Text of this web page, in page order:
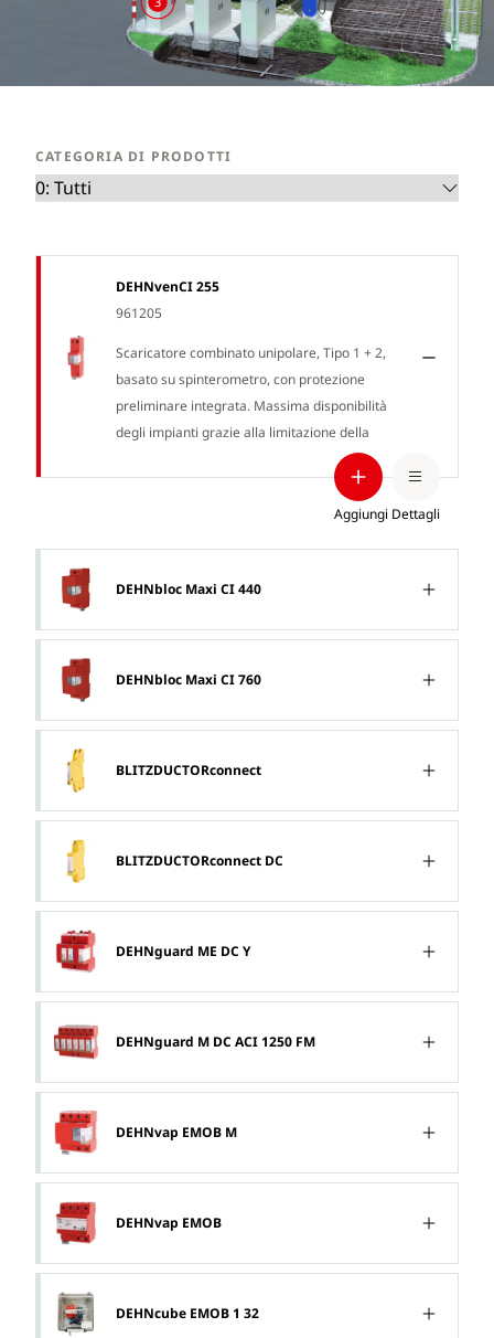
CATEGORIA DI PRODOTTI
DEHNvenCI 255
961205
Scaricatore combinato unipolare, Tipo 1 + 2,
basato su spinterometro, con protezione
preliminare integrata. Massima disponibilità
degli impianti grazie alla limitazione della
corrente susseguente RADAX-Flow. Protegge i
Aggiungi Dettagli
DEHNbloc Maxi CI 440
DEHNbloc Maxi CI 760
BLITZDUCTORconnect
BLITZDUCTORconnect DC
DEHNguard ME DC Y
DEHNguard M DC ACI 1250 FM
DEHNvap EMOB M
DEHNvap EMOB
DEHNcube EMOB 1 32